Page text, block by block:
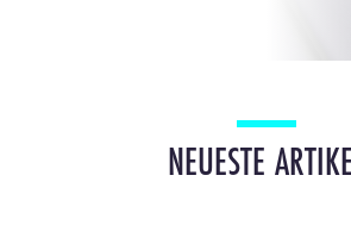
NEUESTE